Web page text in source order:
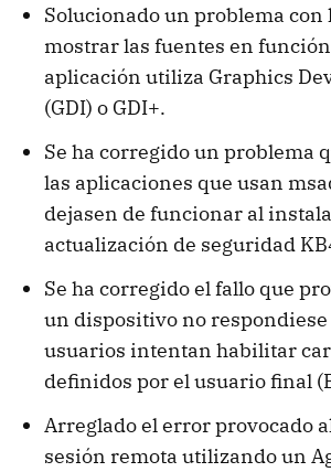
Solucionado un problema con
mostrar las fuentes en
aplicación utiliza Graphics
(GDI) o GDI+.
Se ha corregido un problema
las aplicaciones que usan
dejasen de funcionar al
actualización de seguridad
Se ha corregido el fallo que
un dispositivo no respondiese
usuarios intentan habilitar
definidos por el usuario final
Arreglado el error provocado
sesión remota utilizando un